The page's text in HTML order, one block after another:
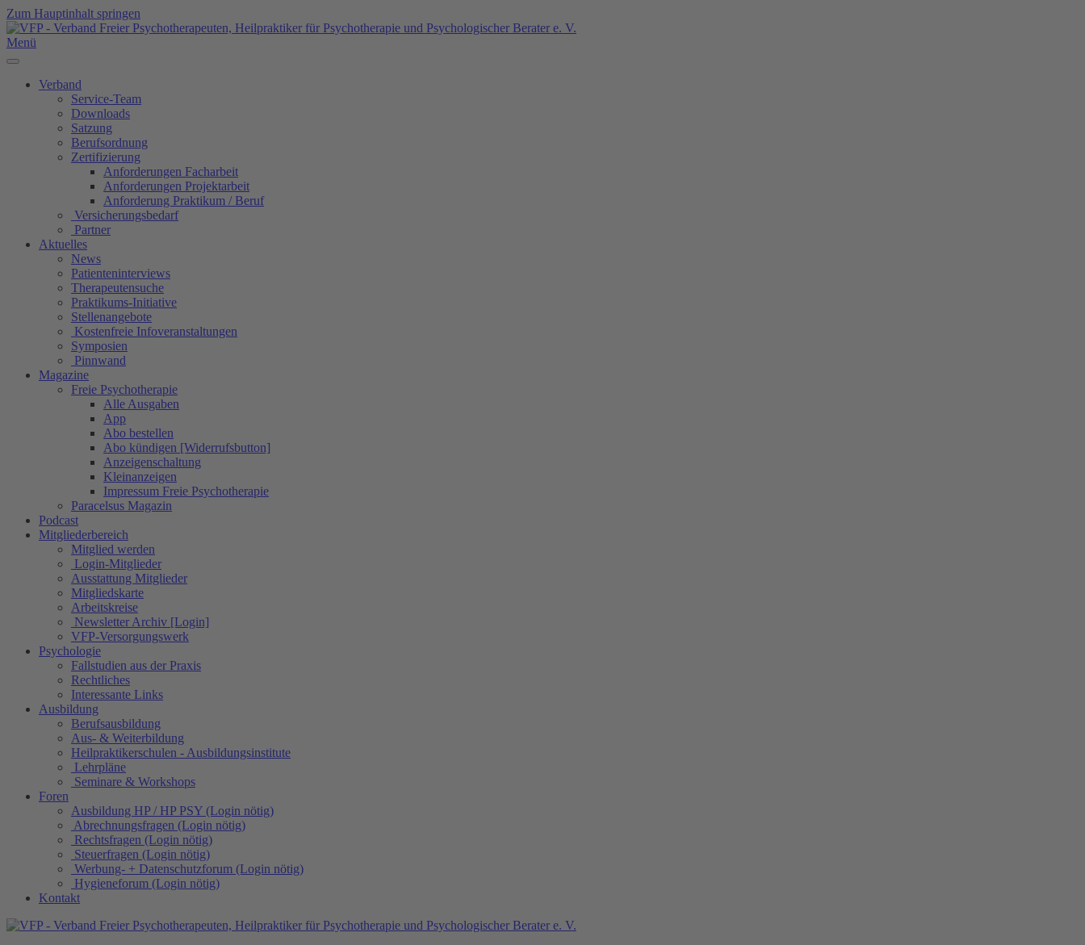
Zum Hauptinhalt springen
Menü
Verband
Service-Team
Downloads
Satzung
Berufsordnung
Zertifizierung
Anforderungen Facharbeit
Anforderungen Projektarbeit
Anforderung Praktikum / Beruf
Versicherungsbedarf
Partner
Aktuelles
News
Patienteninterviews
Therapeutensuche
Praktikums-Initiative
Stellenangebote
Kostenfreie Infoveranstaltungen
Symposien
Pinnwand
Magazine
Freie Psychotherapie
Alle Ausgaben
App
Abo bestellen
Abo kündigen [Widerrufsbutton]
Anzeigenschaltung
Kleinanzeigen
Impressum Freie Psychotherapie
Paracelsus Magazin
Podcast
Mitgliederbereich
Mitglied werden
Login-Mitglieder
Ausstattung Mitglieder
Mitgliedskarte
Arbeitskreise
Newsletter Archiv [Login]
VFP-Versorgungswerk
Psychologie
Fallstudien aus der Praxis
Rechtliches
Interessante Links
Ausbildung
Berufsausbildung
Aus- & Weiterbildung
Heilpraktikerschulen - Ausbildungsinstitute
Lehrpläne
Seminare & Workshops
Foren
Ausbildung HP / HP PSY (Login nötig)
Abrechnungsfragen (Login nötig)
Rechtsfragen (Login nötig)
Steuerfragen (Login nötig)
Werbung- + Datenschutzforum (Login nötig)
Hygieneforum (Login nötig)
Kontakt